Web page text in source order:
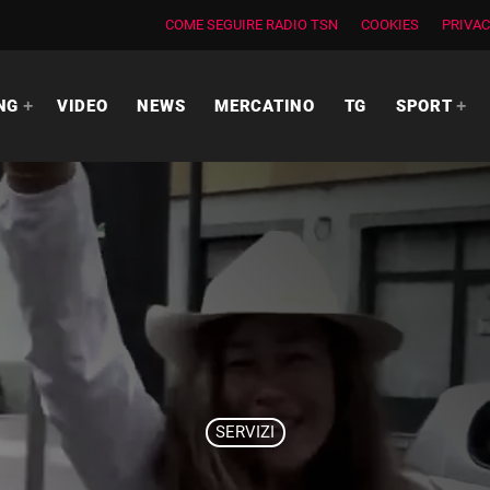
COME SEGUIRE RADIO TSN COOKIES
VIDEO NEWS MERCATINO TG SPORT
SERVIZI